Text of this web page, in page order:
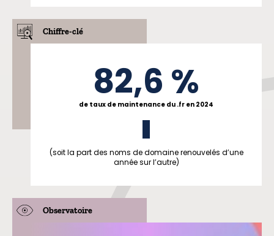
Chiffre-clé
82,6 %
de taux de maintenance du .fr en 2024
(soit la part des noms de domaine renouvelés d’une
année sur l’autre)
Observatoire